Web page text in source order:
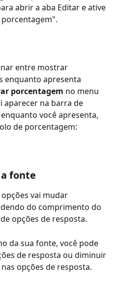
abrir a aba Editar e ative
entre mostrar
enquanto apresenta
porcentagem no menu
aparecer na barra de
você apresenta,
de porcentagem:
fonte
vai mudar
do comprimento do
opções de resposta.
da sua fonte, você pode
de resposta ou diminuir
opções de resposta.